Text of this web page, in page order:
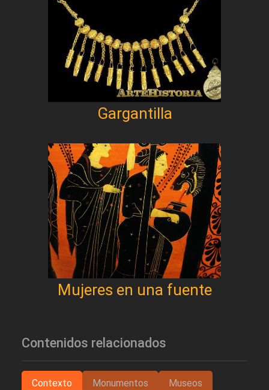
Gargantilla
Mujeres en una fuente
Contenidos relacionados
Contexto Monumentos Museos